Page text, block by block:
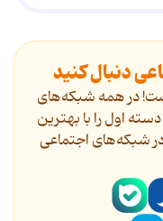
دنبال کنید
در همه شبکه‌های
اول را با بهترین
در شبکه‌های اجتماعی